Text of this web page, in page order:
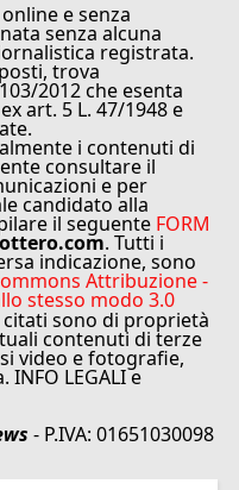
e senza
senza alcuna
registrata.
trova
2012 che esenta
art. 5 L. 47/1948 e
i contenuti di
consultare il
e per
candidato alla
il seguente FORM
. Tutti i
indicazione, sono
Attribuzione -
stesso modo 3.0
sono di proprietà
contenuti di terze
video e fotografie,
LEGALI e
- P.IVA: 01651030098